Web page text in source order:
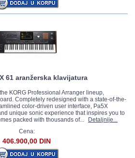
61 aranžerska klavijatura
KORG Professional Arranger lineup,
Completely redesigned with a state-of-the-
color-driven user interface, Pa5X
unique sonic experience that inspires you to
packed with thousands of...
Detaljnije...
Cena:
406.900,00 DIN